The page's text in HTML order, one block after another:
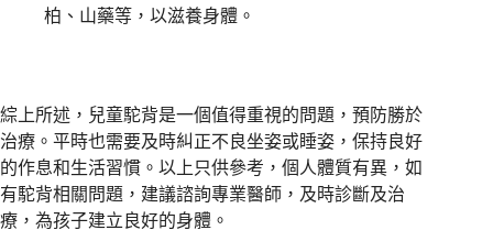
柏、山藥等，以滋養身體。
綜上所述，兒童駝背是一個值得重視的問題，預防勝於
治療。平時也需要及時糾正不良坐姿或睡姿，保持良好
的作息和生活習慣。以上只供參考，個人體質有異，如
有駝背相關問題，建議諮詢專業醫師，及時診斷及治
療，為孩子建立良好的身體。